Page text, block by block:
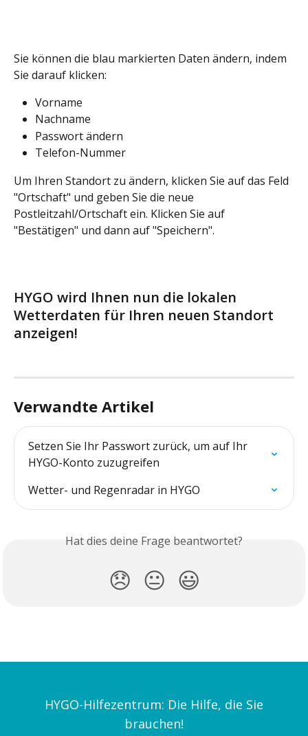
Sie können die blau markierten Daten ändern, indem
Sie darauf klicken:
Vorname
Nachname
Passwort ändern
Telefon-Nummer
Um Ihren Standort zu ändern, klicken Sie auf das Feld
"Ortschaft" und geben Sie die neue
Postleitzahl/Ortschaft ein. Klicken Sie auf
"Bestätigen" und dann auf "Speichern".
HYGO wird Ihnen nun die lokalen
Wetterdaten für Ihren neuen Standort
anzeigen!
Verwandte Artikel
Setzen Sie Ihr Passwort zurück, um auf Ihr
HYGO-Konto zuzugreifen
Wetter- und Regenradar in HYGO
Hat dies deine Frage beantwortet?
😞 😐 😃
HYGO-Hilfezentrum: Die Hilfe, die Sie
brauchen!